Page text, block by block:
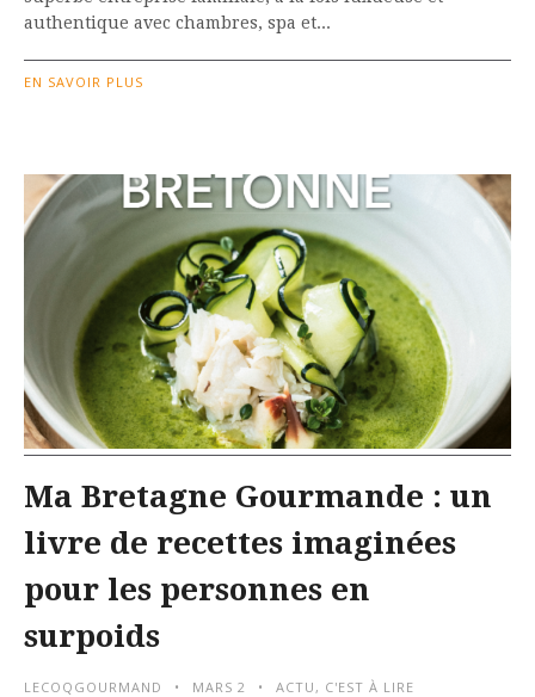
authentique avec chambres, spa et...
EN SAVOIR PLUS
Ma Bretagne Gourmande : un
livre de recettes imaginées
pour les personnes en
surpoids
LECOQGOURMAND MARS 2 ACTU , C'EST À LIRE